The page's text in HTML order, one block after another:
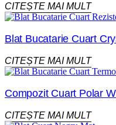
CITEȘTE MAI MULT
Blat Bucatarie Cuart
CITEȘTE MAI MULT
Compozit Cuart Polar
CITEȘTE MAI MULT